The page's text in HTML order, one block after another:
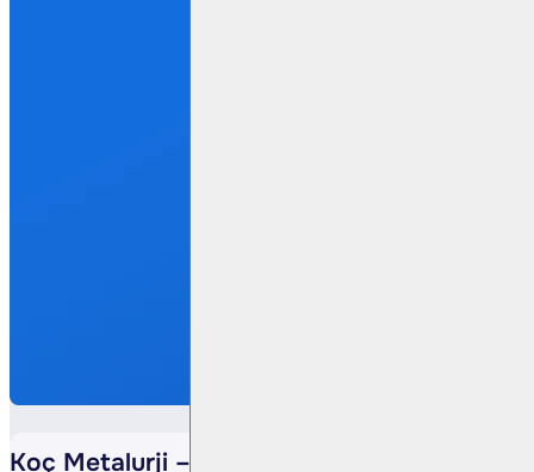
Koç Metalurji – Osmaniye’de 83 Milyon